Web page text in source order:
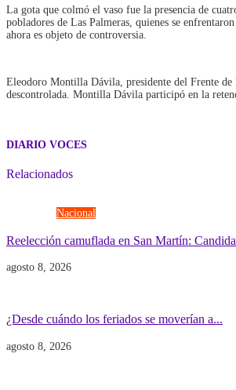
La gota que colmó el vaso fue la presencia de
pobladores de Las Palmeras, quienes se
ahora es objeto de controversia.
Eleodoro Montilla Dávila, presidente del Frente de
descontrolada. Montilla Dávila participó en la
DIARIO VOCES
Relacionados
Nacional
Reelección camuflada en San Martín:
agosto 8, 2026
¿Desde cuándo los feriados se moverían a...
agosto 8, 2026